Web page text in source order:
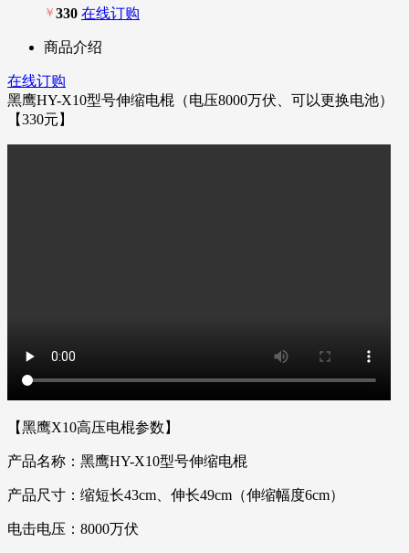
￥ 330 在线订购
商品介绍
在线订购
黑鹰HY-X10型号伸缩电棍（电压8000万伏、可以更换电池）
【330元】
【黑鹰X10高压电棍参数】
产品名称：黑鹰HY-X10型号伸缩电棍
产品尺寸：缩短长43cm、伸长49cm（伸缩幅度6cm）
电击电压：8000万伏